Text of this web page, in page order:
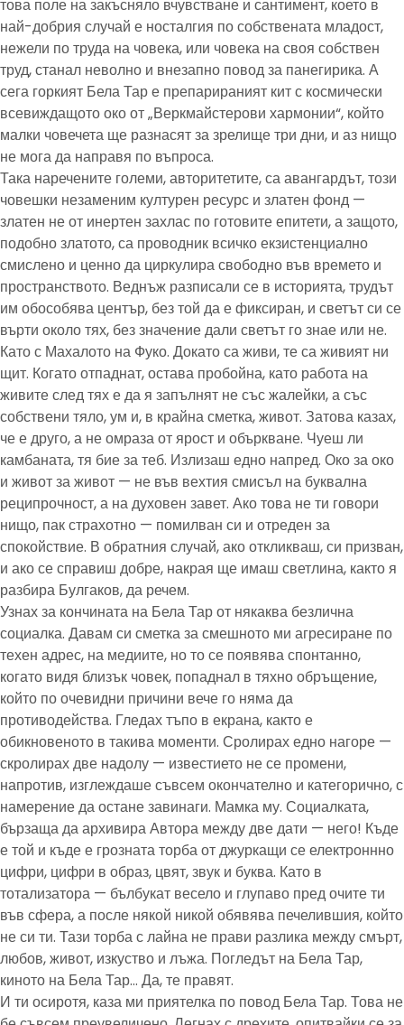
това поле на закъсняло вчувстване и сантимент, което в
най-добрия случай е носталгия по собствената младост,
нежели по труда на човека, или човека на своя собствен
труд, станал неволно и внезапно повод за панегирика. А
сега горкият Бела Тар е препарираният кит с космически
всевиждащото око от „Веркмайстерови хармонии“, който
малки човечета ще разнасят за зрелище три дни, и аз нищо
не мога да направя по въпроса.
Така наречените големи, авторитетите, са авангардът, този
човешки незаменим културен ресурс и златен фонд —
златен не от инертен захлас по готовите епитети, а защото,
подобно златото, са проводник всичко екзистенциално
смислено и ценно да циркулира свободно във времето и
пространството. Веднъж разписали се в историята, трудът
им обособява център, без той да е фиксиран, и светът си се
върти около тях, без значение дали светът го знае или не.
Като с Махалото на Фуко. Докато са живи, те са живият ни
щит. Когато отпаднат, остава пробойна, като работа на
живите след тях е да я запълнят не със жалейки, а със
собствени тяло, ум и, в крайна сметка, живот. Затова казах,
че е друго, а не омраза от ярост и объркване. Чуеш ли
камбаната, тя бие за теб. Излизаш едно напред. Око за око
и живот за живот — не във вехтия смисъл на буквална
реципрочност, а на духовен завет. Ако това не ти говори
нищо, пак страхотно — помилван си и отреден за
спокойствие. В обратния случай, ако откликваш, си призван,
и ако се справиш добре, накрая ще имаш светлина, както я
разбира Булгаков, да речем.
Узнах за кончината на Бела Тар от някаква безлична
социалка. Давам си сметка за смешното ми агресиране по
техен адрес, на медиите, но то се появява спонтанно,
когато видя близък човек, попаднал в тяхно обръщение,
който по очевидни причини вече го няма да
противодейства. Гледах тъпо в екрана, както е
обикновеното в такива моменти. Сролирах едно нагоре —
скролирах две надолу — известието не се промени,
напротив, изглеждаше съвсем окончателно и категорично, с
намерение да остане завинаги. Мамка му. Социалката,
бързаща да архивира Автора между две дати — него! Къде
е той и къде е грозната торба от джуркащи се електроннно
цифри, цифри в образ, цвят, звук и буква. Като в
тотализатора — бълбукат весело и глупаво пред очите ти
във сфера, а после някой никой обявява печелившия, който
не си ти. Тази торба с лайна не прави разлика между смърт,
любов, живот, изкуство и лъжа. Погледът на Бела Тар,
киното на Бела Тар… Да, те правят.
И ти осиротя, каза ми приятелка по повод Бела Тар. Това не